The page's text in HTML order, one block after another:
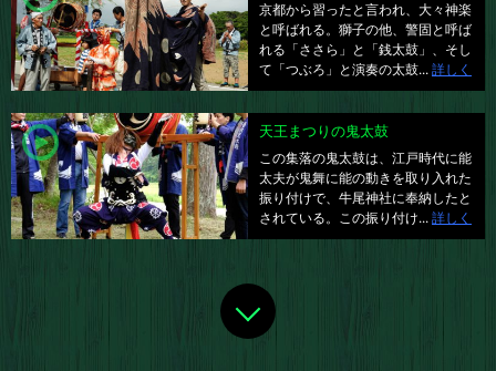
京都から習ったと言われ、大々神楽
と呼ばれる。獅子の他、警固と呼ば
れる「ささら」と「銭太鼓」、そし
て「つぶろ」と演奏の太鼓... 詳しく
天王まつりの鬼太鼓
この集落の鬼太鼓は、江戸時代に能
太夫が鬼舞に能の動きを取り入れた
振り付けで、牛尾神社に奉納したと
されている。この振り付け... 詳しく